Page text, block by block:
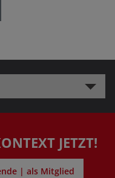
JETZT!
| als Mitglied